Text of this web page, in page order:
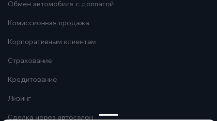
Обмен автомобиля с доплатой
Комиссионная продажа
Корпоративным клиентам
Страхование
Кредитование
Лизинг
Сделка через автосалон